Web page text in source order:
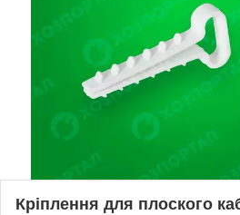
Кріплення для плоского